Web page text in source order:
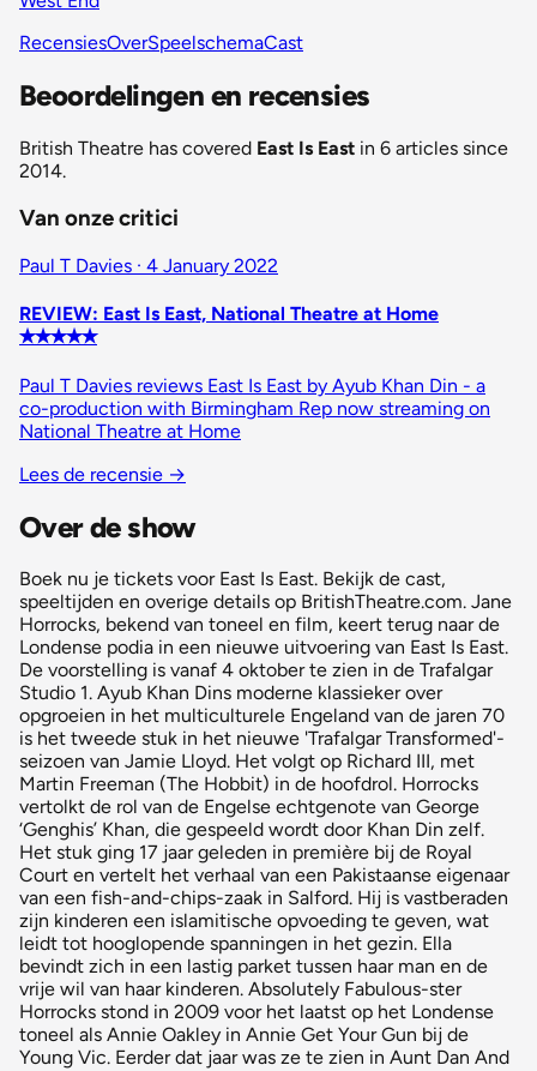
RecensiesOverSpeelschemaCast
Beoordelingen en recensies
British Theatre has covered East Is East in 6 articles since
2014.
Van onze critici
Paul T Davies · 4 January 2022
REVIEW: East Is East, National Theatre at Home
✭✭✭✭✭
Paul T Davies reviews East Is East by Ayub Khan Din - a
co-production with Birmingham Rep now streaming on
National Theatre at Home
Lees de recensie →
Over de show
Boek nu je tickets voor East Is East. Bekijk de cast,
speeltijden en overige details op BritishTheatre.com. Jane
Horrocks, bekend van toneel en film, keert terug naar de
Londense podia in een nieuwe uitvoering van East Is East.
De voorstelling is vanaf 4 oktober te zien in de Trafalgar
Studio 1. Ayub Khan Dins moderne klassieker over
opgroeien in het multiculturele Engeland van de jaren 70
is het tweede stuk in het nieuwe 'Trafalgar Transformed'-
seizoen van Jamie Lloyd. Het volgt op Richard III, met
Martin Freeman (The Hobbit) in de hoofdrol. Horrocks
vertolkt de rol van de Engelse echtgenote van George
‘Genghis’ Khan, die gespeeld wordt door Khan Din zelf.
Het stuk ging 17 jaar geleden in première bij de Royal
Court en vertelt het verhaal van een Pakistaanse eigenaar
van een fish-and-chips-zaak in Salford. Hij is vastberaden
zijn kinderen een islamitische opvoeding te geven, wat
leidt tot hooglopende spanningen in het gezin. Ella
bevindt zich in een lastig parket tussen haar man en de
vrije wil van haar kinderen. Absolutely Fabulous-ster
Horrocks stond in 2009 voor het laatst op het Londense
toneel als Annie Oakley in Annie Get Your Gun bij de
Young Vic. Eerder dat jaar was ze te zien in Aunt Dan And